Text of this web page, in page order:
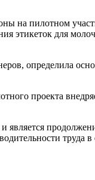
на пилотном
этикеток для
определила
проекта
является
труда